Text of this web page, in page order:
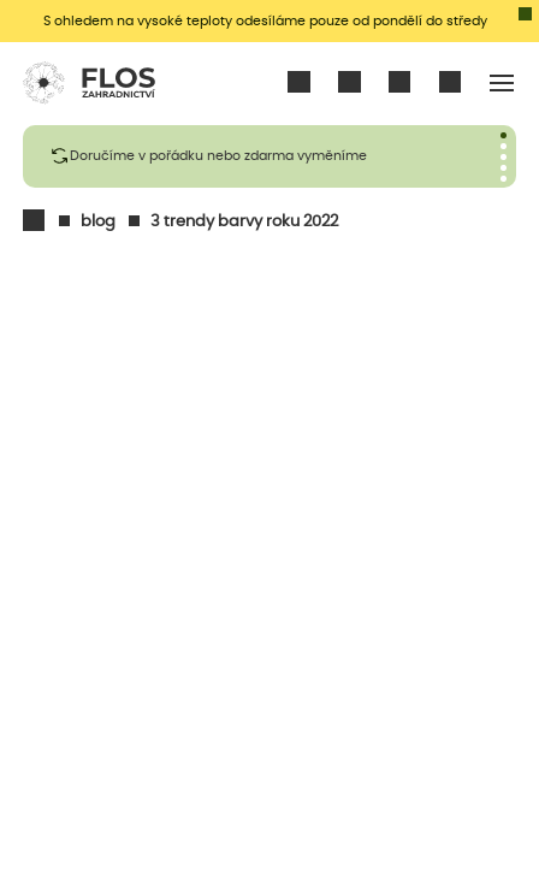
S ohledem na vysoké teploty odesíláme pouze od pondělí do středy
Doručíme v pořádku nebo zdarma vyměníme
blog 3 trendy barvy roku 2022